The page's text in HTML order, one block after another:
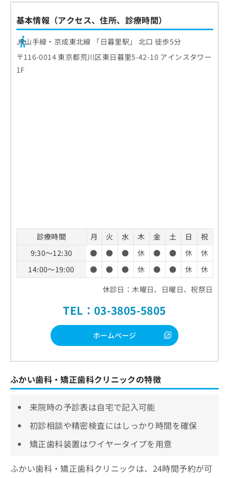
基本情報（アクセス、住所、診療時間）
JR山手線・京成東北線 「日暮里駅」 北口 徒歩5分
〒116-0014 東京都荒川区東日暮里5-42-10 アインスタワー
1F
診療時間 月 火 水 木 金 土 日
祝
9:30～12:30
● ● ● 休 ● ● 休
休
14:00～19:00
● ● ● 休 ● ● 休
休
休診日：木曜日、日曜日、祝祭日
TEL：03-3805-5805
ホームページ
ふかい歯科・矯正歯科クリニックの特徴
来院時の予診表は自宅で記入可能
初診相談や精密検査にはしっかり時間を確保
矯正歯科装置はワイヤータイプを用意
ふかい歯科・矯正歯科クリニックは、24時間予約が可